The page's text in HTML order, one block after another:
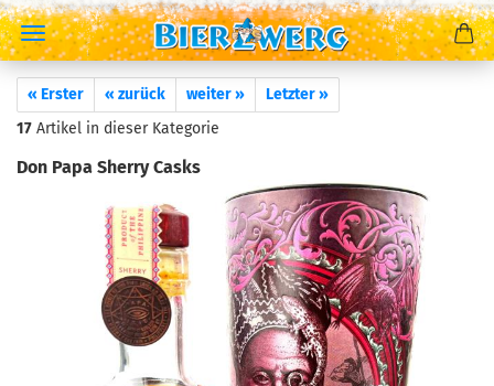
« Erster « zurück weiter »
Letzter »
17 Artikel in dieser Kategorie
Don Papa Sherry Casks